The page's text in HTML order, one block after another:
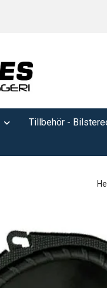
Tillbehör -